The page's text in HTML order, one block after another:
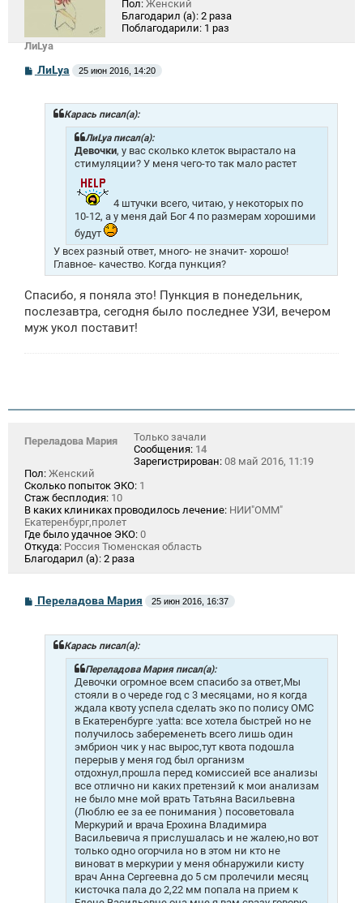
ЛиLya
Пол: Женский
Благодарил (а): 2 раза
Поблагодарили: 1 раз
С
о
ЛиLya 25 июн 2016, 14:20
Карась писал(а):
ЛиLya писал(а):
Девочки, у вас сколько клеток вырастало на
стимуляции? У меня чего-то так мало растет
4 штучки всего, читаю, у некоторых по
10-12, а у меня дай Бог 4 по размерам хорошими
будут
У всех разный ответ, много- не значит- хорошо!
Главное- качество. Когда пункция?
Спасибо, я поняла это! Пункция в понедельник,
послезавтра, сегодня было последнее УЗИ, вечером
муж укол поставит!
Переладова Мария
Только зачали
Сообщения: 14
Зарегистрирован: 08 май 2016, 11:19
Пол: Женский
Сколько попыток ЭКО: 1
Стаж бесплодия: 10
В каких клиниках проводилось лечение: НИИ"ОММ"
Екатеренбург,пролет
Где было удачное ЭКО: 0
Откуда: Россия Тюменская область
Благодарил (а): 2 раза
СПереладова Мария 25 июн 2016, 16:37
Карась писал(а):
Переладова Мария писал(а):
Девочки огромное всем спасибо за ответ,Мы
стояли в о череде год с 3 месяцами, но я когда
ждала квоту успела сделать эко по полису ОМС
в Екатеренбурге :yatta: все хотела быстрей но не
получилось забеременеть всего лишь один
эмбрион чик у нас вырос,тут квота подошла
перерыв у меня год был организм
отдохнул,прошла перед комиссией все анализы
все отлично ни каких претензий к мои анализам
не было мне мой врать Татьяна Васильевна
(Люблю ее за ее понимания ) посоветовала
Меркурий и врача Ерохина Владимира
Васильевича я прислушалась и не жалею,но вот
только одно огорчила но в этом ни кто не
виноват в меркурии у меня обнаружили кисту
врач Анна Сергеевна до 5 см пролечили месяц
кисточка пала до 2,22 мм попала на прием к